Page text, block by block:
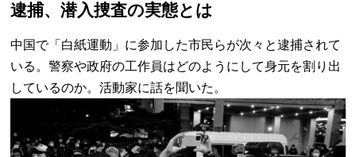
逮捕、潜入捜査の実態とは
中国で「白紙運動」に参加した市民らが次々と逮捕されて
いる。警察や政府の工作員はどのようにして身元を割り出
しているのか。活動家に話を聞いた。